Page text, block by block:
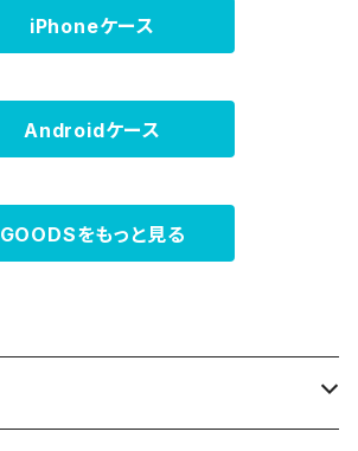
iPhoneケース
Androidケース
GOODSをもっと見る